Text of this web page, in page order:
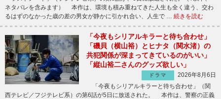
ネタバレを含みます） 本作は、環境も積み重ねてきた人生も全く違う、交わ
るはずのなかった歳の差の男女が静かに引かれ合い、人生で … 続きを読む
「今夜もシリアルキラーと待ち合わせ」
「磯貝（横山裕）とヒナタ（関水渚）の
共犯関係が深まってきているのがいい」
「縦山裕二さんのグッズ欲しい」
ドラマ
2026年8月6日
「今夜もシリアルキラーと待ち合わせ」（関
西テレビ／フジテレビ系）の第6話が5日に放送された。 本作は、警察の正義